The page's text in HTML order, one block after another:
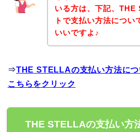
いる方は、下記、THE
トで支払い方法につい
いいですよ♪
⇒THE STELLAの支払い方法に
こちらをクリック
THE STELLAの支払い方